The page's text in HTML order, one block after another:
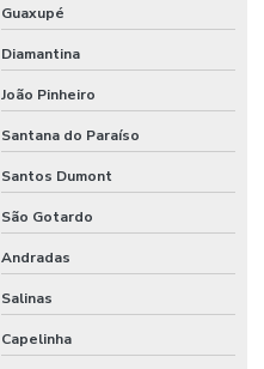
Guaxupé
Diamantina
João Pinheiro
Santana do Paraíso
Santos Dumont
São Gotardo
Andradas
Salinas
Capelinha